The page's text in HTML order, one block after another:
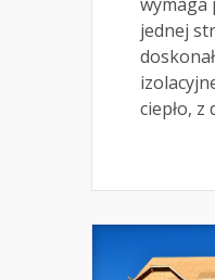
jednej
ciepło, z